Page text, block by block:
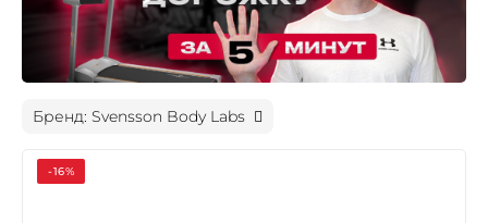
Бренд: Svensson Body Labs
-16%